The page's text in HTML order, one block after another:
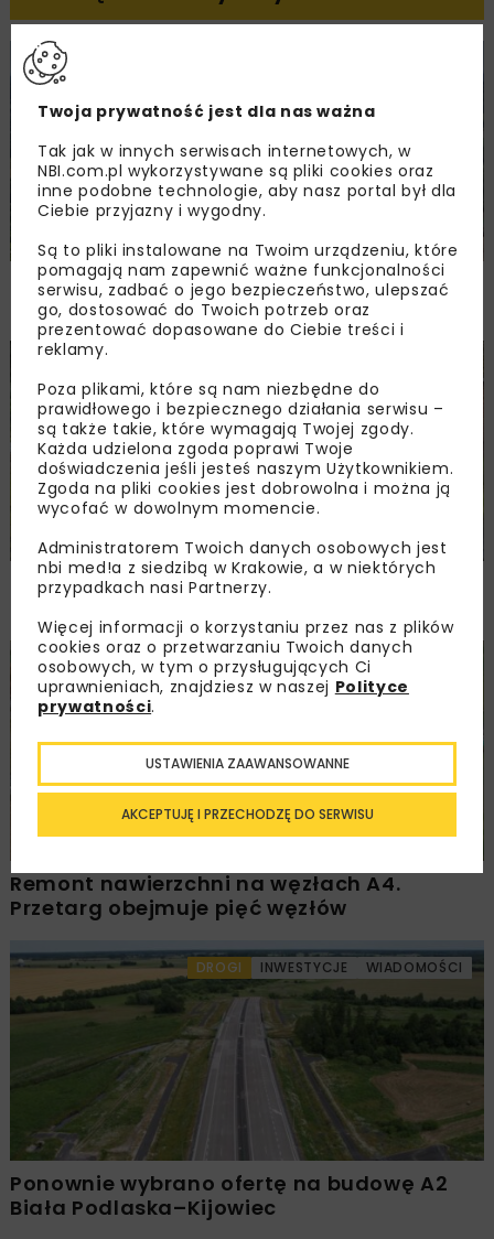
PKP PLK ogłosiły przetarg na odcinek Gdów
– Szczyrzyc projektu Podłęże–Piekiełko
Rozbudowa DW450 między Mirkowem
DROGI INWESTYCJE WIADOMOŚCI
Remont nawierzchni na węzłach A4.
Przetarg obejmuje pięć węzłów
DROGI INWESTYCJE WIADOMOŚCI
Ponownie wybrano ofertę na budowę A2
Biała Podlaska–Kijowiec
Twoja prywatność jest dla nas ważna
Tak jak w innych serwisach internetowych, w
NBI.com.pl wykorzystywane są pliki cookies oraz
inne podobne technologie, aby nasz portal był dla
Ciebie przyjazny i wygodny.
Są to pliki instalowane na Twoim urządzeniu, które
pomagają nam zapewnić ważne funkcjonalności
serwisu, zadbać o jego bezpieczeństwo, ulepszać
go, dostosować do Twoich potrzeb oraz
prezentować dopasowane do Ciebie treści i
reklamy.
Poza plikami, które są nam niezbędne do
prawidłowego i bezpiecznego działania serwisu –
są także takie, które wymagają Twojej zgody.
Każda udzielona zgoda poprawi Twoje
doświadczenia jeśli jesteś naszym Użytkownikiem.
Zgoda na pliki cookies jest dobrowolna i można ją
wycofać w dowolnym momencie.
Administratorem Twoich danych osobowych jest
nbi med!a z siedzibą w Krakowie, a w niektórych
przypadkach nasi Partnerzy.
Więcej informacji o korzystaniu przez nas z plików
cookies oraz o przetwarzaniu Twoich danych
osobowych, w tym o przysługujących Ci
uprawnieniach, znajdziesz w naszej Polityce
prywatności.
AKCEPTUJĘ I PRZECHODZĘ DO SERWISU
USTAWIENIA ZAAWANSOWANNE